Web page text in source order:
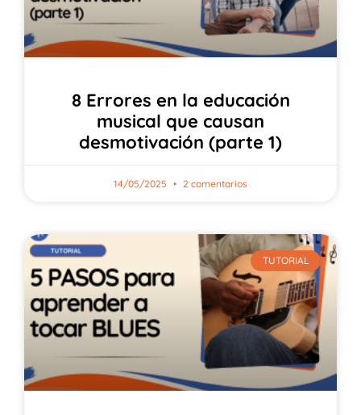
8 Errores en la educación
musical que causan
desmotivación (parte 1)
14/05/2025 2 comentarios
TUTORIAL